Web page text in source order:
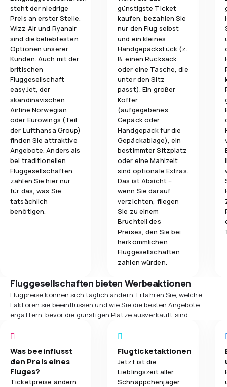
steht der niedrige
Preis an erster Stelle.
Wizz Air und Ryanair
sind die beliebtesten
Optionen unserer
Kunden. Auch mit der
britischen
Fluggesellschaft
easyJet, der
skandinavischen
Airline Norwegian
oder Eurowings (Teil
der Lufthansa Group)
finden Sie attraktive
Angebote. Anders als
bei traditionellen
Fluggesellschaften
zahlen Sie hier nur
für das, was Sie
tatsächlich
benötigen.
günstigste Ticket
kaufen, bezahlen Sie
nur den Flug selbst
und ein kleines
Handgepäckstück (z.
B. einen Rucksack
oder eine Tasche, die
unter den Sitz
passt). Ein großer
Koffer
(aufgegebenes
Gepäck oder
Handgepäck für die
Gepäckablage), ein
bestimmter Sitzplatz
oder eine Mahlzeit
sind optionale Extras.
Das ist Absicht –
wenn Sie darauf
verzichten, fliegen
Sie zu einem
Bruchteil des
Preises, den Sie bei
herkömmlichen
Fluggesellschaften
zahlen würden.
Fluggesellschaften bieten Werbeaktionen
Flugpreise können sich täglich ändern. Erfahren Sie, welche
Faktoren sie beeinflussen und wie Sie die besten Angebote
ergattern, bevor die günstigen Plätze ausverkauft sind.
Was beeinflusst
den Preis eines
Fluges?
Ticketpreise ändern
Flugticketaktionen
Jetzt ist die
Lieblingszeit aller
Schnäppchenjäger.